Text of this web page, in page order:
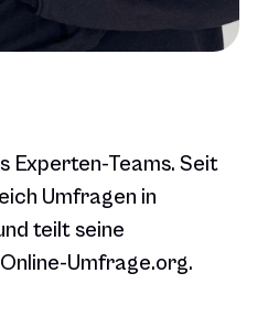
Experten-Teams. Seit
Umfragen in
teilt seine
Umfrage.org.